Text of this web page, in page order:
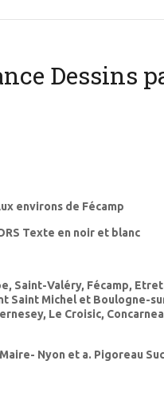
Dessins
environs de Fécamp
Texte en noir et blanc
Saint-Valéry, Fécamp,
Saint Michel et Boulogne-
Le Croisic,
Nyon et a. Pigoreau